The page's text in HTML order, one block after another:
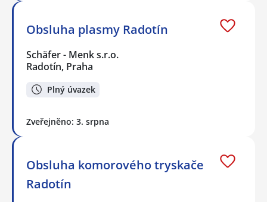
Obsluha plasmy Radotín
Schäfer - Menk s.r.o.
Radotín, Praha
Plný úvazek
Zveřejněno: 3. srpna
Obsluha komorového tryskače
Radotín